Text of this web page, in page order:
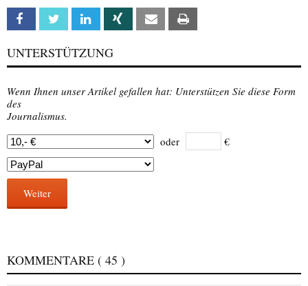
Facebook Twitter Linkedin Xing Email
UNTERSTÜTZUNG
Wenn Ihnen unser Artikel gefallen hat: Unterstützen Sie diese Form
des
Journalismus.
oder
€
Weiter
KOMMENTARE ( 45 )